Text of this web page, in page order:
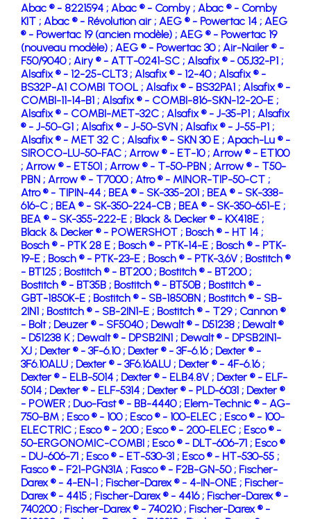
Abac ® - 8221594 ; Abac ® - Comby ; Abac ® - Comby
KIT ; Abac ® - Révolution air ; AEG ® - Powertac 14 ; AEG
® - Powertac 19 (ancien modèle) ; AEG ® - Powertac 19
(nouveau modèle) ; AEG ® - Powertac 30 ; Air-Nailer ® -
F50/9040 ; Airy ® - ATT-0241-SC ; Alsafix ® - 05J32-P1 ;
Alsafix ® - 12-25-CLT3 ; Alsafix ® - 12-40 ; Alsafix ® -
BS32P-A1 COMBI TOOL ; Alsafix ® - BS32PA1 ; Alsafix ® -
COMBI-11-14-B1 ; Alsafix ® - COMBI-816-SKN-12-20-E ;
Alsafix ® - COMBI-MET-32C ; Alsafix ® - J-35-P1 ; Alsafix
® - J-50-G1 ; Alsafix ® - J-50-SVN ; Alsafix ® - J-55-P1 ;
Alsafix ® - MET 32 C ; Alsafix ® - SKN 30 E ; Apach-Lu ® -
SIROCO-LU-50-FAC ; Arrow ® - ET-10 ; Arrow ® - ET100
; Arrow ® - ET501 ; Arrow ® - T-50-PBN ; Arrow ® - T50-
PBN ; Arrow ® - T7000 ; Atro ® - MINOR-TIP-50-CT ;
Atro ® - TIPIN-44 ; BEA ® - SK-335-201 ; BEA ® - SK-338-
616-C ; BEA ® - SK-350-224-CB ; BEA ® - SK-350-651-E ;
BEA ® - SK-355-222-E ; Black & Decker ® - KX418E ;
Black & Decker ® - POWERSHOT ; Bosch ® - HT 14 ;
Bosch ® - PTK 28 E ; Bosch ® - PTK-14-E ; Bosch ® - PTK-
19-E ; Bosch ® - PTK-23-E ; Bosch ® - PTK-3,6V ; Bostitch ®
- BT125 ; Bostitch ® - BT200 ; Bostitch ® - BT200 ;
Bostitch ® - BT35B ; Bostitch ® - BT50B ; Bostitch ® -
GBT-1850K-E ; Bostitch ® - SB-1850BN ; Bostitch ® - SB-
2IN1 ; Bostitch ® - SB-2IN1-E ; Bostitch ® - T29 ; Cannon ®
- Bolt ; Deuzer ® - SF5040 ; Dewalt ® - D51238 ; Dewalt ®
- D51238 K ; Dewalt ® - DPSB2IN1 ; Dewalt ® - DPSB2IN1-
XJ ; Dexter ® - 3F-6.10 ; Dexter ® - 3F-6.16 ; Dexter ® -
3F6.10ALU ; Dexter ® - 3F6.16ALU ; Dexter ® - 4F-6.16 ;
Dexter ® - ELB-5014 ; Dexter ® - ELB4.8V ; Dexter ® - ELF-
5014 ; Dexter ® - ELF-5314 ; Dexter ® - PLD-6031 ; Dexter ®
- POWER ; Duo-Fast ® - BB-4440 ; Elem-Technic ® - AG-
750-BM ; Esco ® - 100 ; Esco ® - 100-ELEC ; Esco ® - 100-
ELECTRIC ; Esco ® - 200 ; Esco ® - 200-ELEC ; Esco ® -
50-ERGONOMIC-COMBI ; Esco ® - DLT-606-71 ; Esco ®
- DU-606-71 ; Esco ® - ET-530-31 ; Esco ® - HT-530-55 ;
Fasco ® - F21-PGN31A ; Fasco ® - F2B-GN-50 ; Fischer-
Darex ® - 4-EN-1 ; Fischer-Darex ® - 4-IN-ONE ; Fischer-
Darex ® - 4415 ; Fischer-Darex ® - 4416 ; Fischer-Darex ® -
740200 ; Fischer-Darex ® - 740210 ; Fischer-Darex ® -